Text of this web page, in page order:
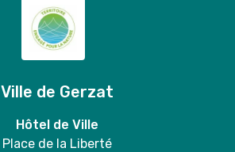
Ville de Gerzat
Hôtel de Ville
Place de la Liberté